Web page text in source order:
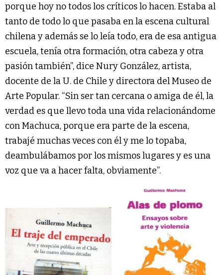
porque hoy no todos los críticos lo hacen. Estaba al
tanto de todo lo que pasaba en la escena cultural
chilena y además se lo leía todo, era de esa antigua
escuela, tenía otra formación, otra cabeza y otra
pasión también”, dice Nury González, artista,
docente de la U. de Chile y directora del Museo de
Arte Popular. “Sin ser tan cercana o amiga de él, la
verdad es que llevo toda una vida relacionándome
con Machuca, porque era parte de la escena,
trabajé muchas veces con él y me lo topaba,
deambulábamos por los mismos lugares y es una
voz que va a hacer falta, obviamente”.